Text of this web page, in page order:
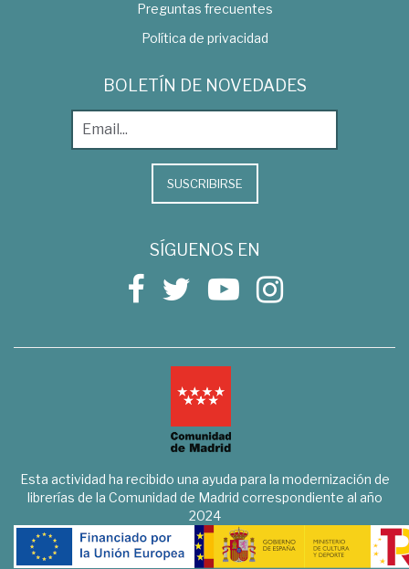
Preguntas frecuentes
Política de privacidad
BOLETÍN DE NOVEDADES
SUSCRIBIRSE
SÍGUENOS EN
Esta actividad ha recibido una ayuda para la modernización de
librerías de la Comunidad de Madrid correspondiente al año
2024